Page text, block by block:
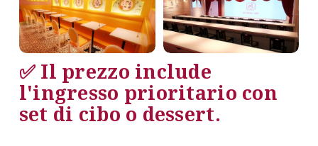
✅ Il prezzo include
l'ingresso prioritario con
set di cibo o dessert.